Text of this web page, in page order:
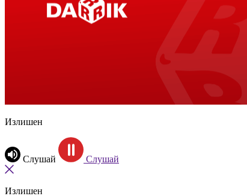
Излишен
Слушай Слушай
Излишен